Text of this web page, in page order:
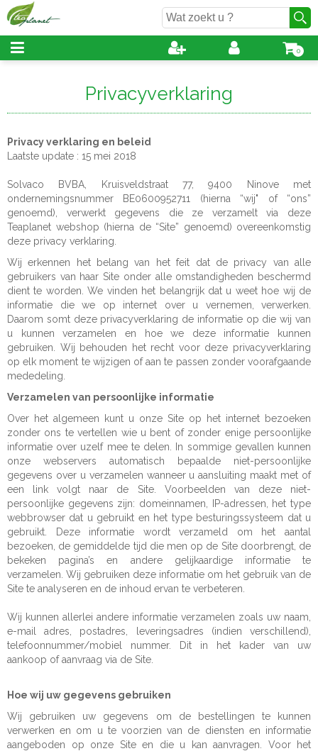
0
Privacyverklaring
Privacy verklaring en beleid
Laatste update : 15 mei 2018
Solvaco BVBA, Kruisveldstraat 77, 9400 Ninove met
ondernemingsnummer BE0600952711 (hierna “wij" of “ons”
genoemd), verwerkt gegevens die ze verzamelt via deze
Teaplanet webshop (hierna de “Site” genoemd) overeenkomstig
deze privacy verklaring.
Wij erkennen het belang van het feit dat de privacy van alle
gebruikers van haar Site onder alle omstandigheden beschermd
dient te worden.We vinden het belangrijk dat u weet hoe wij de
informatie die we op internet over u vernemen, verwerken.
Daarom somt deze privacyverklaring de informatie op die wij van
u kunnen verzamelen en hoe we deze informatie kunnen
gebruiken. Wij behouden het recht voor deze privacyverklaring
op elk moment te wijzigen of aan te passen zonder voorafgaande
mededeling.
Verzamelen van persoonlijke informatie
Over het algemeen kunt u onze Site op het internet bezoeken
zonder ons te vertellen wie u bent of zonder enige persoonlijke
informatie over uzelf mee te delen. In sommige gevallen kunnen
onze webservers automatisch bepaalde niet-persoonlijke
gegevens over u verzamelen wanneer u aansluiting maakt met of
een link volgt naar de Site. Voorbeelden van deze niet-
persoonlijke gegevens zijn: domeinnamen, IP-adressen, het type
webbrowser dat u gebruikt en het type besturingssysteem dat u
gebruikt. Deze informatie wordt verzameld om het aantal
bezoeken, de gemiddelde tijd die men op de Site doorbrengt, de
bekeken pagina’s en andere gelijkaardige informatie te
verzamelen. Wij gebruiken deze informatie om het gebruik van de
Site te analyseren en de inhoud ervan te verbeteren.
Wij kunnen allerlei andere informatie verzamelen zoals uw naam,
e-mail adres, postadres, leveringsadres (indien verschillend),
telefoonnummer/mobiel nummer. Dit in het kader van uw
aankoop of aanvraag via de Site.
Hoe wij uw gegevens gebruiken
Wij gebruiken uw gegevens om de bestellingen te kunnen
verwerken en om u te voorzien van de diensten en informatie
aangeboden op onze Site en die u kan aanvragen. Voor het